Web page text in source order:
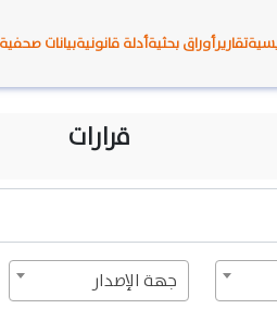
تقاريرأوراق بحثيةأدلة قانونيةبيانات صحفية
قرارات
جهة الإصدار